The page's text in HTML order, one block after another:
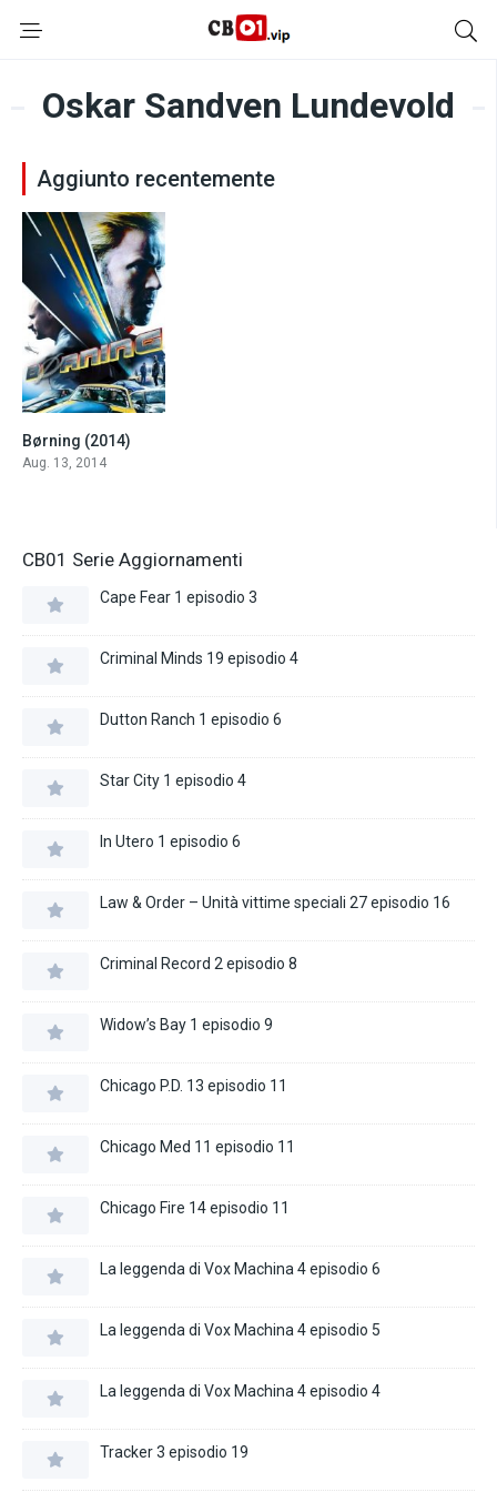
Oskar Sandven Lundevold
Aggiunto recentemente
Børning (2014)
Aug. 13, 2014
CB01 Serie Aggiornamenti
Cape Fear 1 episodio 3
Criminal Minds 19 episodio 4
Dutton Ranch 1 episodio 6
Star City 1 episodio 4
In Utero 1 episodio 6
Law & Order – Unità vittime speciali 27 episodio 16
Criminal Record 2 episodio 8
Widow’s Bay 1 episodio 9
Chicago P.D. 13 episodio 11
Chicago Med 11 episodio 11
Chicago Fire 14 episodio 11
La leggenda di Vox Machina 4 episodio 6
La leggenda di Vox Machina 4 episodio 5
La leggenda di Vox Machina 4 episodio 4
Tracker 3 episodio 19